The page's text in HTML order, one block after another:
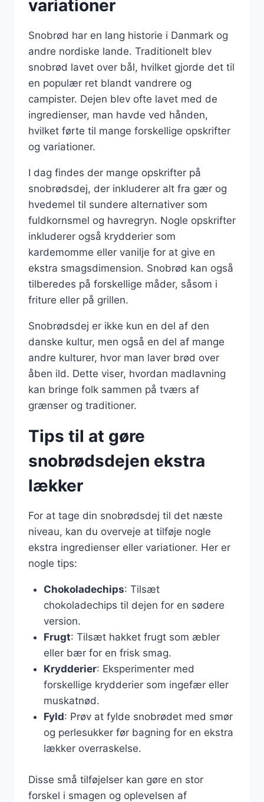
variationer
Snobrød har en lang historie i Danmark og
andre nordiske lande. Traditionelt blev
snobrød lavet over bål, hvilket gjorde det til
en populær ret blandt vandrere og
campister. Dejen blev ofte lavet med de
ingredienser, man havde ved hånden,
hvilket førte til mange forskellige opskrifter
og variationer.
I dag findes der mange opskrifter på
snobrødsdej, der inkluderer alt fra gær og
hvedemel til sundere alternativer som
fuldkornsmel og havregryn. Nogle opskrifter
inkluderer også krydderier som
kardemomme eller vanilje for at give en
ekstra smagsdimension. Snobrød kan også
tilberedes på forskellige måder, såsom i
friture eller på grillen.
Snobrødsdej er ikke kun en del af den
danske kultur, men også en del af mange
andre kulturer, hvor man laver brød over
åben ild. Dette viser, hvordan madlavning
kan bringe folk sammen på tværs af
grænser og traditioner.
Tips til at gøre
snobrødsdejen ekstra
lækker
For at tage din snobrødsdej til det næste
niveau, kan du overveje at tilføje nogle
ekstra ingredienser eller variationer. Her er
nogle tips:
Chokoladechips: Tilsæt
chokoladechips til dejen for en sødere
version.
Frugt: Tilsæt hakket frugt som æbler
eller bær for en frisk smag.
Krydderier: Eksperimenter med
forskellige krydderier som ingefær eller
muskatnød.
Fyld: Prøv at fylde snobrødet med smør
og perlesukker før bagning for en ekstra
lækker overraskelse.
Disse små tilføjelser kan gøre en stor
forskel i smagen og oplevelsen af